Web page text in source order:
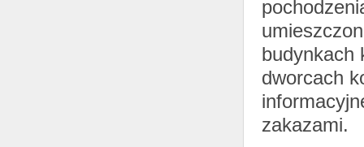
budynkach
dworcach
zakazami.